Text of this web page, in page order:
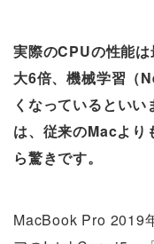
実際のCPUの性能
大6倍、機械学習（
くなっているとい
は、従来のMacより
ら驚きです。
MacBook Pro 2019